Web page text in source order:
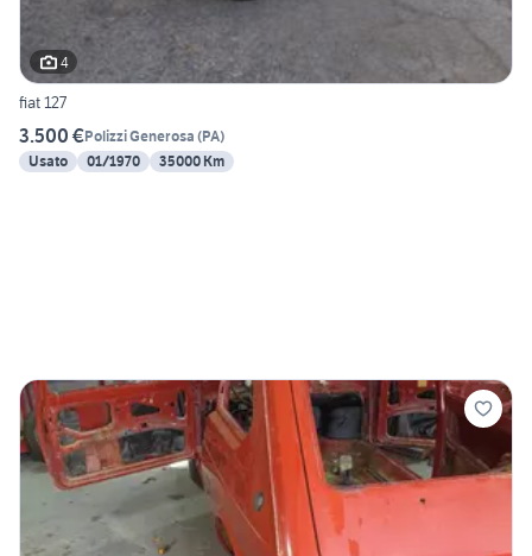
4
fiat 127
3.500 €Polizzi Generosa (PA)
Usato
01/1970 35000 Km